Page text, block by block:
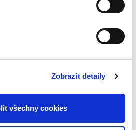
Zobrazit detaily
všechny cookies
Petr Sprinz ,a
Nová šance pro podnikatele,
druhá část názvu titulu.
Právní regulace